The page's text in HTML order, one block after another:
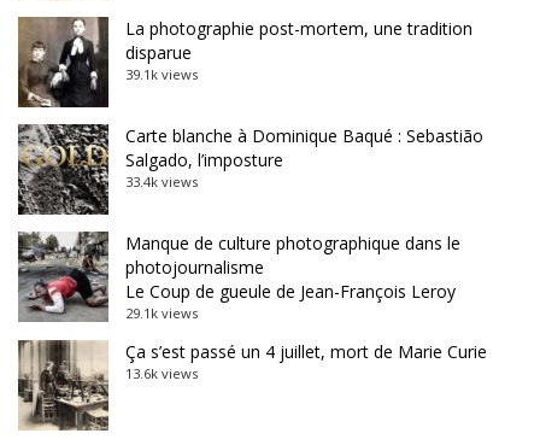
La photographie post-mortem, une tradition
disparue
39.1k views
Carte blanche à Dominique Baqué : Sebastião
Salgado, l’imposture
33.4k views
Manque de culture photographique dans le
photojournalisme
Le Coup de gueule de Jean-François Leroy
29.1k views
Ça s’est passé un 4 juillet, mort de Marie Curie
13.6k views